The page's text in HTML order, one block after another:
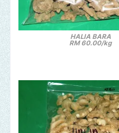
HALIA BARA
RM 60.00/kg